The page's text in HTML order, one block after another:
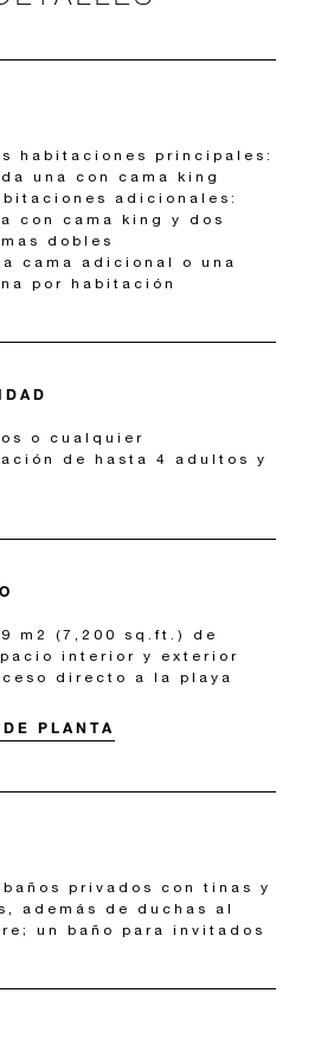
habitaciones principales:
una con cama king
adicionales:
con cama king y dos
dobles
cama adicional o una
por habitación
o cualquier
de hasta 4 adultos y
m2 (7,200 sq.ft.) de
interior y exterior
directo a la playa
PLANTA
baños privados con tinas y
además de duchas al
un baño para invitados